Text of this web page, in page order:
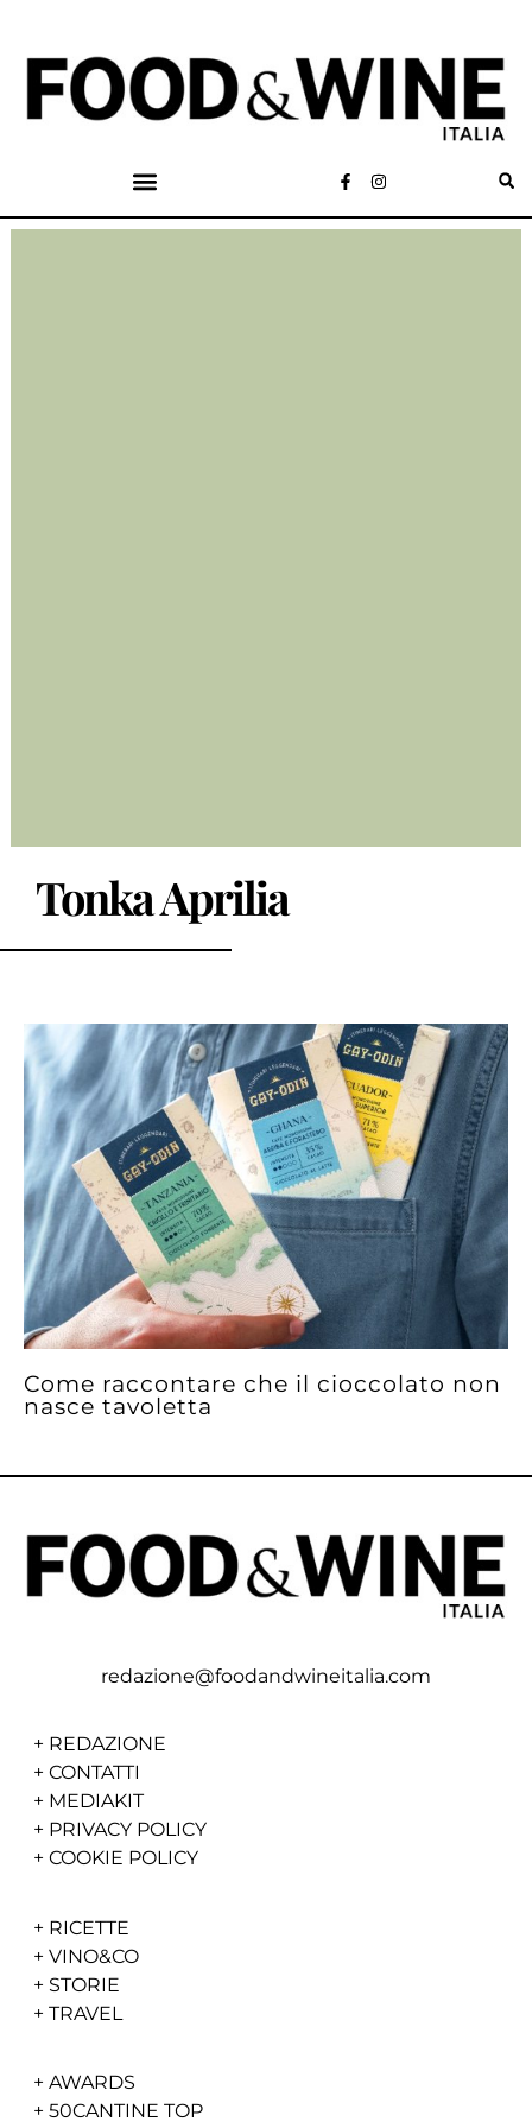
Tonka Aprilia
Come raccontare che il cioccolato non
nasce tavoletta
redazione@foodandwineitalia.com
+ REDAZIONE
+ CONTATTI
+ MEDIAKIT
+ PRIVACY POLICY
+ COOKIE POLICY
+ RICETTE
+ VINO&CO
+ STORIE
+ TRAVEL
+ AWARDS
+ 50CANTINE TOP